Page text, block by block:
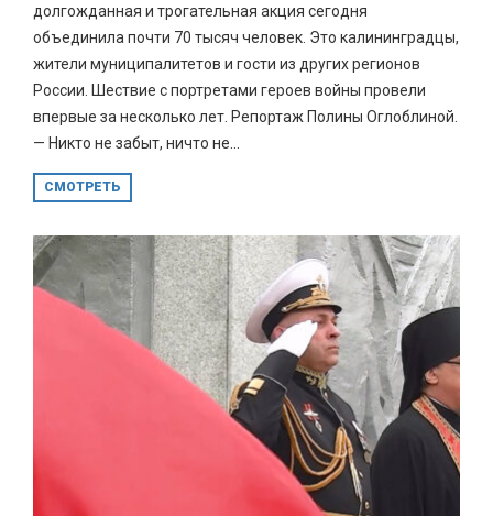
долгожданная и трогательная акция сегодня
объединила почти 70 тысяч человек. Это калининградцы,
жители муниципалитетов и гости из других регионов
России. Шествие с портретами героев войны провели
впервые за несколько лет. Репортаж Полины Оглоблиной.
— Никто не забыт, ничто не...
СМОТРЕТЬ